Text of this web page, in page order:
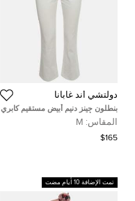
دولتشي أند غابانا
بنطلون جينز دنيم أبيض مستقيم كابري
بوصة مقاس متوسط
المقاس: M
$165
تمت الإضافة 10 أيام مضت